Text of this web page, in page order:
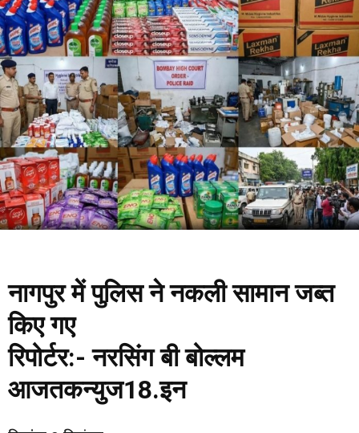
नागपुर में पुलिस ने नकली सामान जब्त
किए गए
रिपोर्टर:- नरसिंग बी बोल्लम
आजतकन्युज18.इन